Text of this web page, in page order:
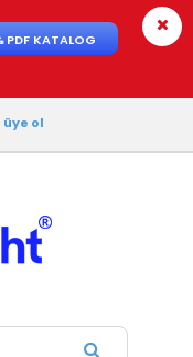
PDF KATALOG
üye ol